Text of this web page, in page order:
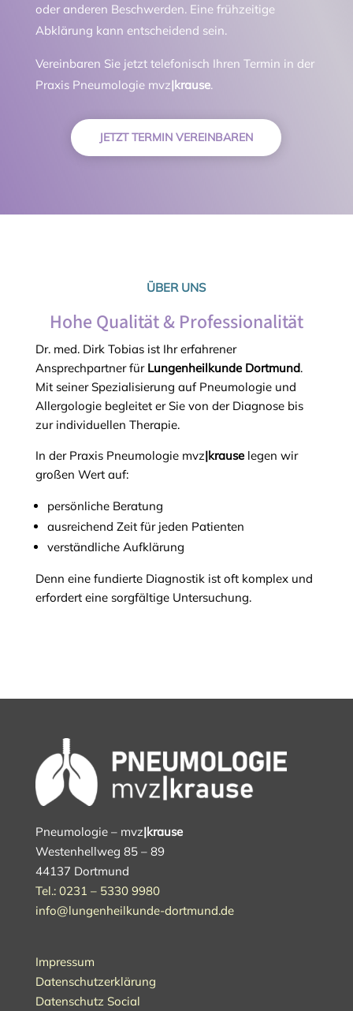
oder anderen Beschwerden. Eine frühzeitige
Abklärung kann entscheidend sein.
Vereinbaren Sie jetzt telefonisch Ihren Termin in der
Praxis Pneumologie mvz|krause.
JETZT TERMIN VEREINBAREN
ÜBER UNS
Hohe Qualität & Professionalität
Dr. med. Dirk Tobias ist Ihr erfahrener
Ansprechpartner für Lungenheilkunde Dortmund.
Mit seiner Spezialisierung auf Pneumologie und
Allergologie begleitet er Sie von der Diagnose bis
zur individuellen Therapie.
In der Praxis Pneumologie mvz|krauselegen wir
großen Wert auf:
persönliche Beratung
ausreichend Zeit für jeden Patienten
verständliche Aufklärung
Denn eine fundierte Diagnostik ist oft komplex und
erfordert eine sorgfältige Untersuchung.
Pneumologie – mvz|krause
Westenhellweg 85 – 89
44137 Dortmund
Tel.: 0231 – 5330 9980
info@lungenheilkunde-dortmund.de
Impressum
Datenschutzerklärung
Datenschutz Social